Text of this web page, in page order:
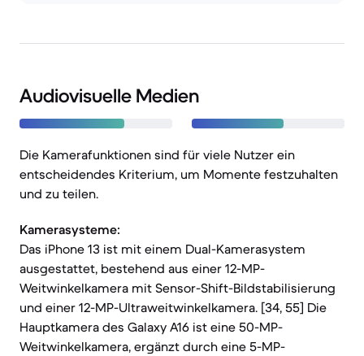
Audiovisuelle Medien
Die Kamerafunktionen sind für viele Nutzer ein
entscheidendes Kriterium, um Momente festzuhalten
und zu teilen.
Kamerasysteme:
Das iPhone 13 ist mit einem Dual-Kamerasystem
ausgestattet, bestehend aus einer 12-MP-
Weitwinkelkamera mit Sensor-Shift-Bildstabilisierung
und einer 12-MP-Ultraweitwinkelkamera. [34, 55] Die
Hauptkamera des Galaxy A16 ist eine 50-MP-
Weitwinkelkamera, ergänzt durch eine 5-MP-